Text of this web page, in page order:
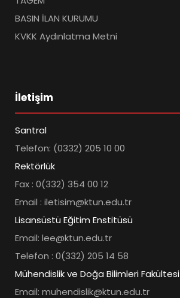
BASIN İLAN KURUMU
KVKK Aydınlatma Metni
İletişim
Santral
Telefon: (0332) 205 10 00
Rektörlük
Fax : 0(332) 354 00 12
Email : iletisim@ktun.edu.tr
Lisansüstü Eğitim Enstitüsü
Email: lee@ktun.edu.tr
Telefon : 0(332) 205 14 58
Mühendislik ve Doğa Bilimleri Fakültesi
Email: muhendislik@ktun.edu.tr